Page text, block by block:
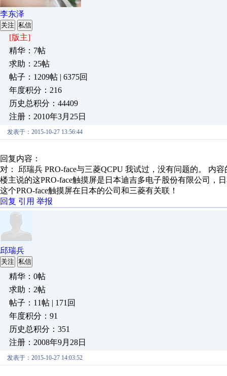
李东泽
关注 私信
[版主]
精华：7帖
求助：25帖
帖子：1209帖 | 6375回
年度积分：216
历史总积分：44409
注册：2010年3月25日
发表于：2015-10-27 13:56:44
回复内容：
对： 邱瑞兵 PRO-face与三菱QCPU 我试过，没有问题的。 内容
楼主说的这PRO-face触摸屏是日本迪吉多电子股份有限公司，
这个PRO-face触摸屏在日本的公司和三菱有关联！
回复 引用 举报
邱瑞兵
关注 私信
精华：0帖
求助：2帖
帖子：11帖 | 171回
年度积分：91
历史总积分：351
注册：2008年9月28日
发表于：2015-10-27 14:03:52